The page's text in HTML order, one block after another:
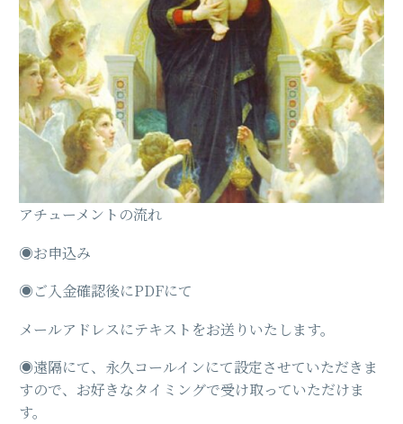
アチューメントの流れ
◉お申込み
◉ご入金確認後にPDFにて
メールアドレスにテキストをお送りいたします。
◉遠隔にて、永久コールインにて設定させていただきま
すので、お好きなタイミングで受け取っていただけま
す。